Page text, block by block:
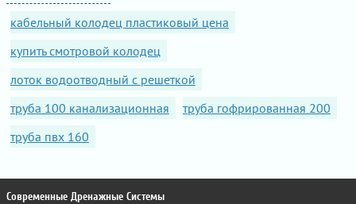
кабельный колодец пластиковый цена
купить смотровой колодец
лоток водоотводный с решеткой
труба 100 канализационная
труба гофрированная 200
труба пвх 160
Современные Дренажные Системы